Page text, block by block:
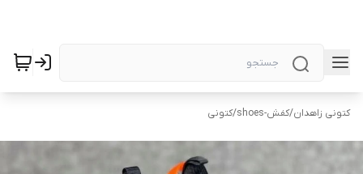
کتونی زاهدان/کفش-shoes /کتونی